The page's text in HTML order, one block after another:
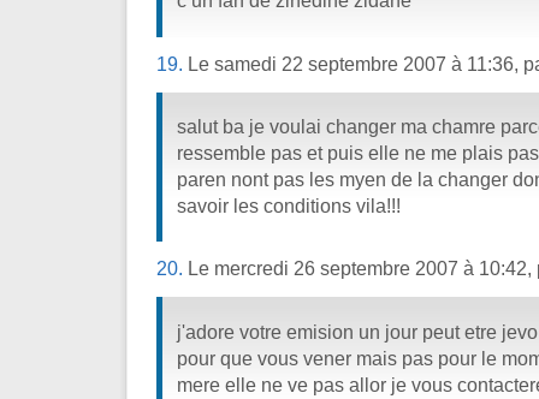
19. Le samedi 22 septembre 2007 à 11:36,
salut ba je voulai changer ma chamre
ressemble pas et puis elle ne me plais
paren nont pas les myen de la changer
savoir les conditions vila!!!
20. Le mercredi 26 septembre 2007 à
j'adore votre emision un jour peut etre
pour que vous vener mais pas pour le
mere elle ne ve pas allor je vous